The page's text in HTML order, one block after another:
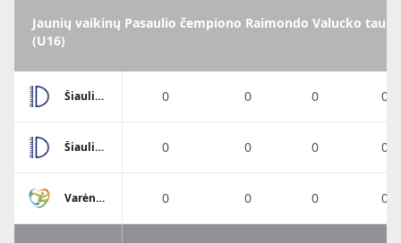
Jaunių vaikinų Pasaulio čempiono Raimondo Valucko taurė
(U16)
Šiaulių
Dubysa
0 0 0 0%
Šiaulių
Dubysa
0 0 0 0%
Varėnos
0 0 0 0%